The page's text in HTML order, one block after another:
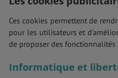
Ces cookies permettent de
pour les utilisateurs et
de proposer des
Informatique et